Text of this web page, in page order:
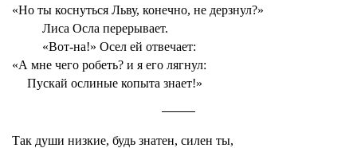
«Но ты коснуться Льву, конечно, не дерзнул?»
Лиса Осла перерывает.
«Вот-на!» Осел ей отвечает:
«А мне чего робеть? и я его лягнул:
Пускай ослиные копыта знает!»
Так души низкие, будь знатен, силен ты,